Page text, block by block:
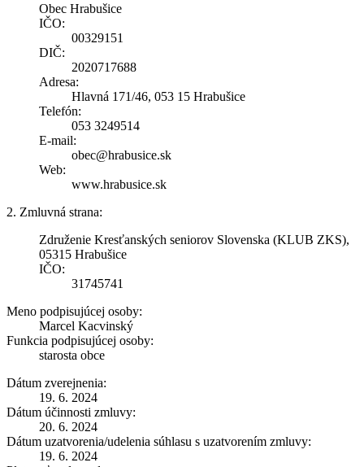
Obec Hrabušice
IČO:
00329151
DIČ:
2020717688
Adresa:
Hlavná 171/46, 053 15 Hrabušice
Telefón:
053 3249514
E-mail:
obec@hrabusice.sk
Web:
www.hrabusice.sk
2. Zmluvná strana:
Združenie Kresťanských seniorov Slovenska (KLUB ZKS),
05315 Hrabušice
IČO:
31745741
Meno podpisujúcej osoby:
Marcel Kacvinský
Funkcia podpisujúcej osoby:
starosta obce
Dátum zverejnenia:
19. 6. 2024
Dátum účinnosti zmluvy:
20. 6. 2024
Dátum uzatvorenia/udelenia súhlasu s uzatvorením zmluvy:
19. 6. 2024